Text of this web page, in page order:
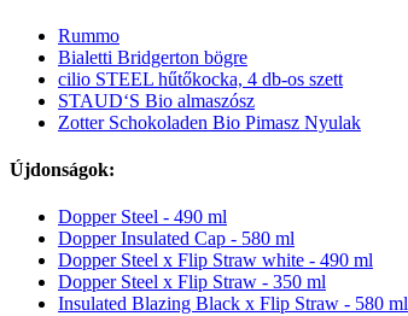
Rummo
Bialetti Bridgerton bögre
cilio STEEL hűtőkocka, 4 db-os szett
STAUD‘S Bio almaszósz
Zotter Schokoladen Bio Pimasz Nyulak
Újdonságok:
Dopper Steel - 490 ml
Dopper Insulated Cap - 580 ml
Dopper Steel x Flip Straw white - 490 ml
Dopper Steel x Flip Straw - 350 ml
Insulated Blazing Black x Flip Straw - 580 ml